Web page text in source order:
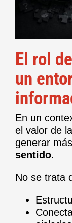
El rol
un
En un
el valor de
generar
sentido.
No se trata